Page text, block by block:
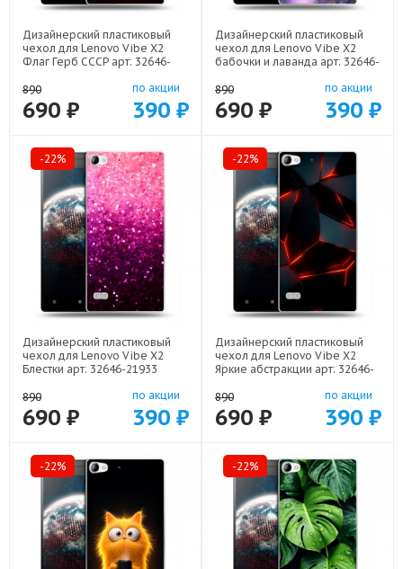
Дизайнерский пластиковый
чехол для Lenovo Vibe X2
Флаг Герб СССР арт: 32646-
890
690 ₽
по акции
390 ₽
Дизайнерский пластиковый
чехол для Lenovo Vibe X2
бабочки и лаванда арт: 32646-
890
690 ₽
по акции
390 ₽
-22%
Дизайнерский пластиковый
чехол для Lenovo Vibe X2
Блестки арт: 32646-21933
890
690 ₽
по акции
390 ₽
-22%
Дизайнерский пластиковый
чехол для Lenovo Vibe X2
Яркие абстракции арт: 32646-
890
690 ₽
по акции
390 ₽
-22% -22%